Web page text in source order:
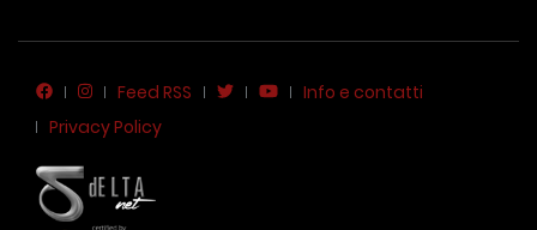
Feed RSS
Info e contatti
Privacy Policy